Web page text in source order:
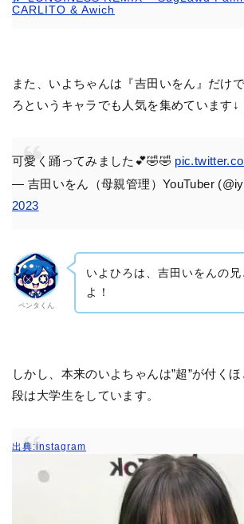
CARLITO & Awich
また、いよちゃんは『吉田いをん』だけ
ろというキャラでも人気を集めています↓
可愛く踊ってみました💕🤣🤣
— 吉田いをん（母親管理）YouTuber
2023
ペンタくん
いよひろは、吉田いをんの
よ！
しかし、本来のいよちゃんは”超”が付く
段は大学生をしています。
出典:instagram